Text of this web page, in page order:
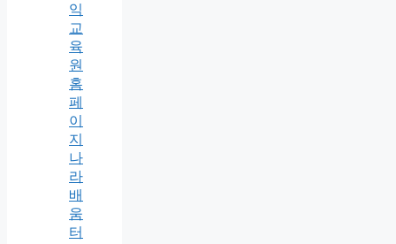
익
교
육
원
홈
페
이
지
나
라
배
움
터